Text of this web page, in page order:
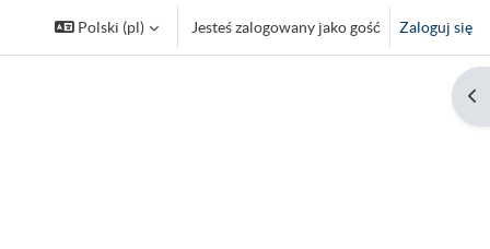
Polski ‎(pl)‎ Jesteś zalogowany jako gość Zaloguj się